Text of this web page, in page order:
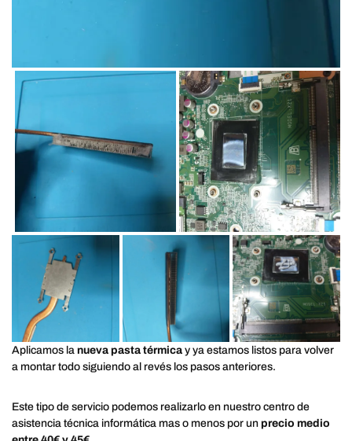
Aplicamos la nueva pasta térmica y ya estamos listos para volver
a montar todo siguiendo al revés los pasos anteriores.
Este tipo de servicio podemos realizarlo en nuestro centro de
asistencia técnica informática mas o menos por un precio medio